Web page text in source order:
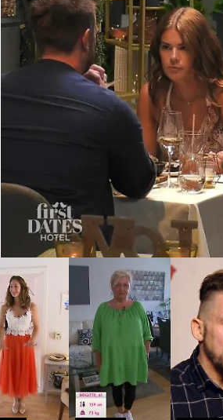
First Dates Hotel
Philipp und Kim müssen
mit anderen Date-Partnern
vorlieb nehmen